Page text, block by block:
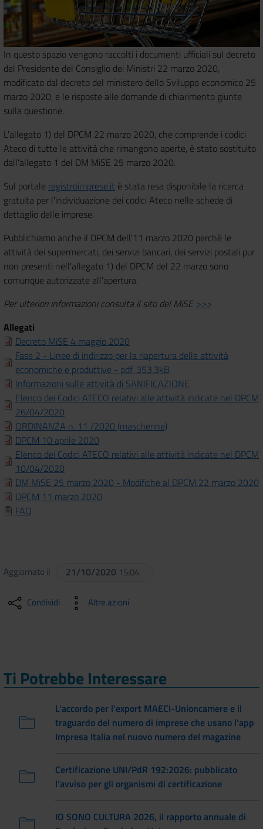
In questo spazio vengono raccolti i documenti ufficiali sul decreto
del Presidente del Consiglio dei Ministri 22 marzo 2020,
modificato dal decreto del ministero dello Sviluppo economico 25
marzo 2020, e le risposte alle domande di chiarimento giunte
sulla questione.
L'allegato 1) del DPCM 22 marzo 2020, che comprende i codici
Ateco di tutte le attività che rimangono aperte, è stato sostituito
dall'allegato 1 del DM MiSE 25 marzo 2020.
Sul portale registroimprese.it è stata resa disponibile la ricerca
gratuita per l'individuazione dei codici Ateco nelle schede di
dettaglio delle imprese.
Pubblichiamo anche il DPCM dell'11 marzo 2020 perchè le
attività dei supermercati, dei servizi bancari, dei servizi postali pur
non presenti nell'allegato 1) del DPCM del 22 marzo sono
comunque autorizzate all'apertura.
Per ulteriori informazioni consulta il sito del MiSE>>>
Allegati
Decreto MiSE 4 maggio 2020
Fase 2 - Linee di indirizzo per la riapertura delle attività
economiche e produttive - pdf, 353.3kB
Informazioni sulle attività di SANIFICAZIONE
Elenco dei Codici ATECO relativi alle attività indicate nel DPCM
26/04/2020
ORDINANZA n. 11 /2020 (mascherine)
DPCM 10 aprile 2020
Elenco dei Codici ATECO relativi alle attività indicate nel DPCM
10/04/2020
DM MiSE 25 marzo 2020 - Modifiche al DPCM 22 marzo 2020
DPCM 11 marzo 2020
FAQ
Aggiornato il 21/10/2020 15:04
Condividi Altre azioni
Ti Potrebbe Interessare
L'accordo per l'export MAECI-Unioncamere e il
traguardo del numero di imprese che usano l'app
Impresa Italia nel nuovo numero del magazine
Certificazione UNI/PdR 192:2026: pubblicato
l'avviso per gli organismi di certificazione
IO SONO CULTURA 2026, il rapporto annuale di